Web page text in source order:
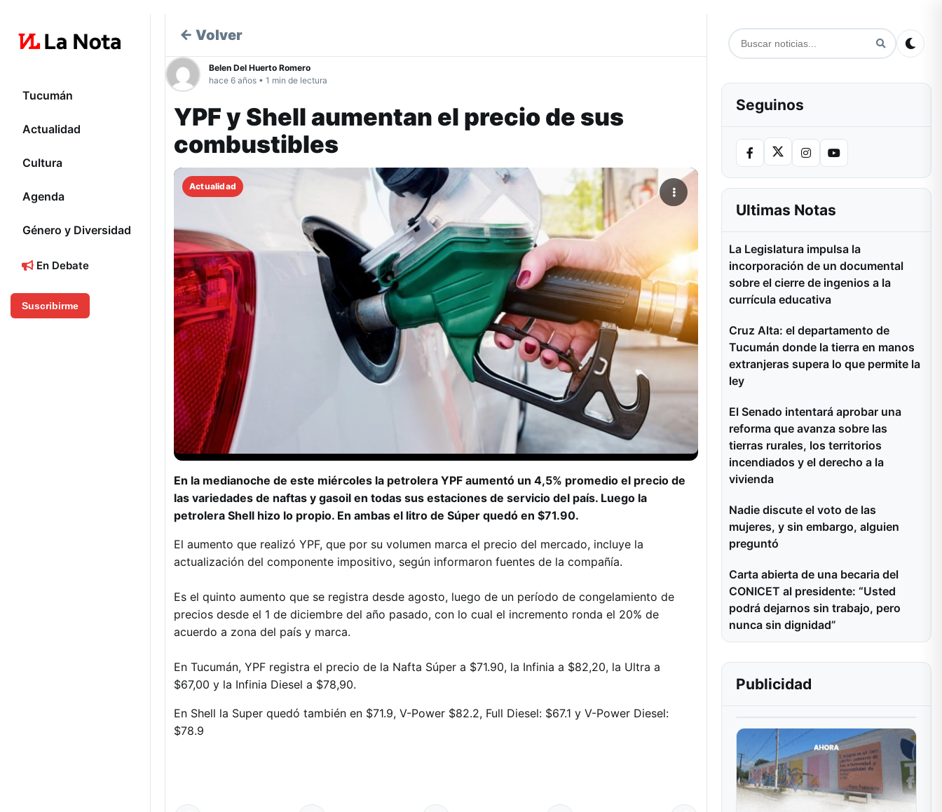
Tucumán
Actualidad
Cultura
Agenda
Género y Diversidad
En Debate
Suscribirme
← Volver
Belen Del Huerto Romero
hace 6 años • 1 min de lectura
YPF y Shell aumentan el precio de sus
combustibles
Actualidad
En la medianoche de este miércoles la petrolera YPF aumentó un 4,5% promedio el precio de
las variedades de naftas y gasoil en todas sus estaciones de servicio del país. Luego la
petrolera Shell hizo lo propio. En ambas el litro de Súper quedó en $71.90.
El aumento que realizó YPF, que por su volumen marca el precio del mercado, incluye la
actualización del componente impositivo, según informaron fuentes de la compañía.
Es el quinto aumento que se registra desde agosto, luego de un período de congelamiento de
precios desde el 1 de diciembre del año pasado, con lo cual el incremento ronda el 20% de
acuerdo a zona del país y marca.
En Tucumán, YPF registra el precio de la Nafta Súper a $71.90, la Infinia a $82,20, la Ultra a
$67,00 y la Infinia Diesel a $78,90.
En Shell la Super quedó también en $71.9, V-Power $82.2, Full Diesel: $67.1 y V-Power Diesel:
$78.9
Seguinos
Ultimas Notas
La Legislatura impulsa la
incorporación de un documental
sobre el cierre de ingenios a la
currícula educativa
Cruz Alta: el departamento de
Tucumán donde la tierra en manos
extranjeras supera lo que permite la
ley
El Senado intentará aprobar una
reforma que avanza sobre las
tierras rurales, los territorios
incendiados y el derecho a la
vivienda
Nadie discute el voto de las
mujeres, y sin embargo, alguien
preguntó
Carta abierta de una becaria del
CONICET al presidente: “Usted
podrá dejarnos sin trabajo, pero
nunca sin dignidad”
Publicidad